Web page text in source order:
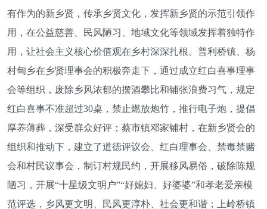
有作为的新乡贤，传承乡贤文化，发挥新乡贤的示范引领作
用，在公益慈善、民风陋习、地域文化等领域发挥着独特作
用，让社会主义核心价值观在乡村深深扎根。普利桥镇、杨
村甸乡在乡贤理事会的积极奔走下，通过成立红白喜事理事
会等组织，废除乡风浓郁的摆酒攀比和铺张浪费习气，规定
红白喜事不准超过30桌，禁止燃放炮竹，推行电子炮，提倡
厚养薄葬，深受群众好评；蔡市镇邓家铺村，在新乡贤会的
组织和推动下，建立了道德评议会、红白理事会、禁毒禁赌
会和村民议事会，制订村规民约，开展移风易俗，破除陈规
陋习，开展“十星级文明户”“好媳妇、好婆婆”和孝老爱亲模
范评选，乡风更文明、民风更淳朴、社会更和谐；上岭桥镇